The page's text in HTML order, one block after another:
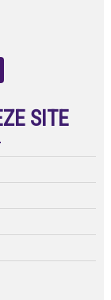
SITE